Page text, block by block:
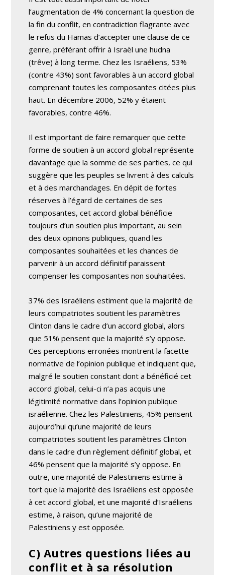
l’augmentation de 4% concernant la question de
la fin du conflit, en contradiction flagrante avec
le refus du Hamas d’accepter une clause de ce
genre, préférant offrir à Israël une hudna
(trêve) à long terme. Chez les Israéliens, 53%
(contre 43%) sont favorables à un accord global
comprenant toutes les composantes citées plus
haut. En décembre 2006, 52% y étaient
favorables, contre 46%.
Il est important de faire remarquer que cette
forme de soutien à un accord global représente
davantage que la somme de ses parties, ce qui
suggère que les peuples se livrent à des calculs
et à des marchandages. En dépit de fortes
réserves à l’égard de certaines de ses
composantes, cet accord global bénéficie
toujours d’un soutien plus important, au sein
des deux opinons publiques, quand les
composantes souhaitées et les chances de
parvenir à un accord définitif paraissent
compenser les composantes non souhaitées.
37% des Israéliens estiment que la majorité de
leurs compatriotes soutient les paramètres
Clinton dans le cadre d’un accord global, alors
que 51% pensent que la majorité s’y oppose.
Ces perceptions erronées montrent la facette
normative de l’opinion publique et indiquent que,
malgré le soutien constant dont a bénéficié cet
accord global, celui-ci n’a pas acquis une
légitimité normative dans l’opinion publique
israélienne. Chez les Palestiniens, 45% pensent
aujourd’hui qu’une majorité de leurs
compatriotes soutient les paramètres Clinton
dans le cadre d’un règlement définitif global, et
46% pensent que la majorité s’y oppose. En
outre, une majorité de Palestiniens estime à
tort que la majorité des Israéliens est opposée
à cet accord global, et une majorité d’Israéliens
estime, à raison, qu’une majorité de
Palestiniens y est opposée.
C) Autres questions liées au
conflit et à sa résolution